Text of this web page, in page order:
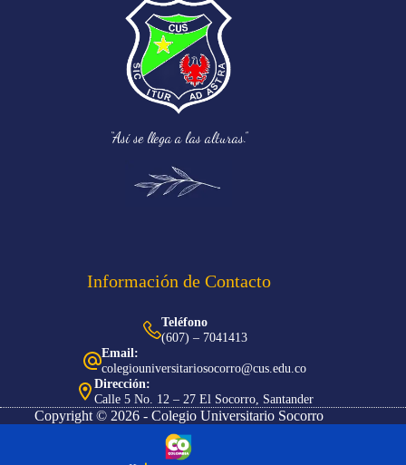
“Así se llega a las alturas.”
Información de Contacto
Teléfono
(607) – 7041413
Email:
colegiouniversitariosocorro@cus.edu.co
Dirección:
Calle 5 No. 12 – 27 El Socorro, Santander
Copyright © 2026 - Colegio Universitario Socorro